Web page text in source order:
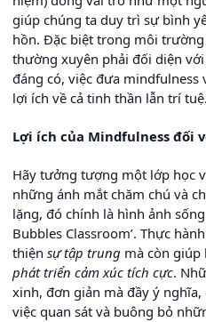
giúp chúng ta duy trì sự bình
hồn. Đặc biệt trong môi
thường xuyên phải đối diện
đáng có, việc đưa mindfulness
lợi ích về cả tinh thần lẫn trí tuệ.
Lợi ích của Mindfulness đối
Hãy tưởng tượng một lớp học
những ánh mắt chăm chú và
lặng, đó chính là hình ảnh
Bubbles Classroom’. Thực
thiện sự tập trung mà còn giúp
phát triển cảm xúc tích cực.
xinh, đơn giản mà đầy ý
việc quan sát và buông bỏ